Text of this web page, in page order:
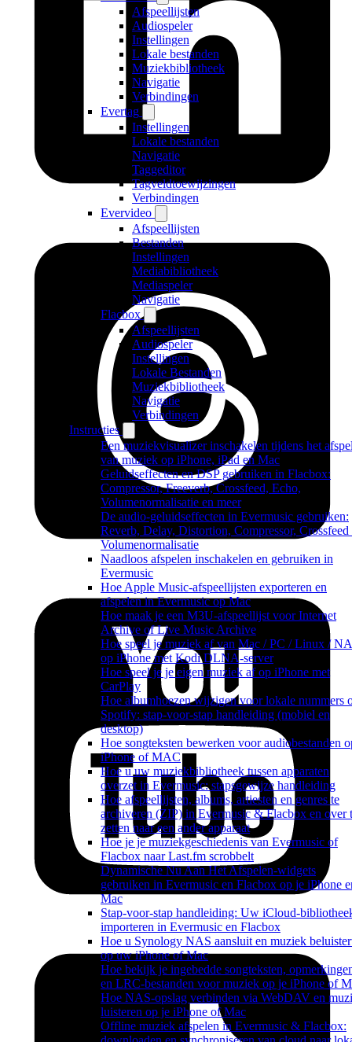
Afspeellijsten
Audiospeler
Instellingen
Lokale bestanden
Muziekbibliotheek
Navigatie
Verbindingen
Evertag
Instellingen
Lokale bestanden
Navigatie
Taggeditor
Tagveldtoewijzingen
Verbindingen
Evervideo
Afspeellijsten
Bestanden
Instellingen
Mediabibliotheek
Mediaspeler
Navigatie
Flacbox
Afspeellijsten
Audiospeler
Instellingen
Lokale Bestanden
Muziekbibliotheek
Navigatie
Verbindingen
Instructies
Een muziekvisualizer inschakelen tijdens het
van muziek op iPhone, iPad en Mac
Geluidseffecten en DSP gebruiken in Flacbox:
Compressor, Freeverb, Crossfeed, Echo,
Volumenormalisatie en meer
De audio-geluidseffecten in Evermusic gebruiken:
Reverb, Delay, Distortion, Compressor, Crossfeed
Volumenormalisatie
Naadloos afspelen inschakelen en gebruiken in
Evermusic
Hoe Apple Music-afspeellijsten exporteren en
afspelen in Evermusic op Mac
Hoe maak je een M3U-afspeellijst voor Internet
Archive of Live Music Archive
Hoe speel je muziek af van Mac / PC / Linux /
op iPhone met Kodi DLNA-server
Hoe speel je je eigen muziek af op iPhone met
CarPlay
Hoe albumhoezen wijzigen voor lokale nummers
Spotify: stap-voor-stap handleiding (mobiel en
desktop)
Hoe songteksten bewerken voor audiobestanden
iPhone of MAC
Hoe u uw muziekbibliotheek tussen apparaten
overzet in Evermusic: stapsgewijze handleiding
Hoe afspeellijsten, albums, artiesten en genres te
archiveren (ZIP) in Evermusic & Flacbox en over
zetten naar een ander apparaat
Hoe je je muziekgeschiedenis van Evermusic of
Flacbox naar Last.fm scrobbelt
Dynamische Nu Aan Het Afspelen-widgets
gebruiken in Evermusic en Flacbox op je iPhone
Mac
Stap-voor-stap handleiding: Uw iCloud-
importeren in Evermusic en Flacbox
Hoe u Synology NAS aansluit en muziek
op uw iPhone of Mac
Hoe bekijk je ingebedde songteksten,
en LRC-bestanden voor muziek op je iPhone of
Hoe NAS-opslag verbinden via WebDAV en
luisteren op je iPhone of Mac
Offline muziek afspelen in Evermusic & Flacbox: